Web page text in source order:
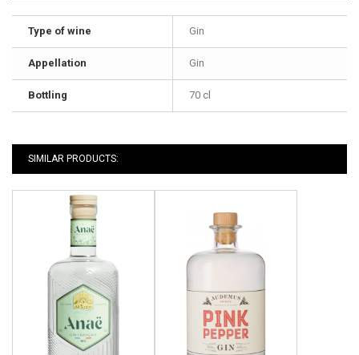
Type of wine Gin
Appellation Gin
Bottling 70 cl
SIMILAR PRODUCTS: